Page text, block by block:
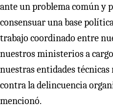
ante un problema común y
consensuar una base
trabajo coordinado entre
nuestros ministerios a
nuestras entidades técnicas
contra la delincuencia
mencionó.